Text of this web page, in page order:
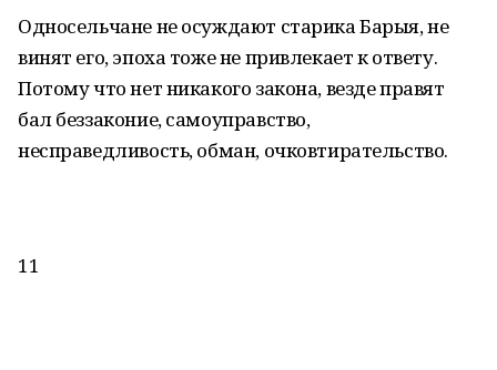
Односельчане не осуждают старика Барыя, не
винят его, эпоха тоже не привлекает к ответу.
Потому что нет никакого закона, везде правят
бал беззаконие, самоуправство,
несправедливость, обман, очковтирательство.
11